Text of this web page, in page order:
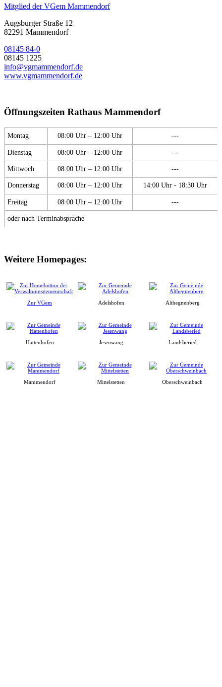
Mitglied der VGem Mammendorf
Augsburger Straße 12
82291 Mammendorf
08145 84-0
08145 1225
info@vgmammendorf.de
www.vgmammendorf.de
Öffnungszeiten Rathaus Mammendorf
Montag 08:00 Uhr – 12:00 Uhr ---
Dienstag 08:00 Uhr – 12:00 Uhr ---
Mittwoch 08:00 Uhr – 12:00 Uhr ---
Donnerstag 08:00 Uhr – 12:00 Uhr 14:00 Uhr - 18:30 Uhr
Freitag 08:00 Uhr – 12:00 Uhr ---
oder nach Terminabsprache
Weitere Homepages:
Zur VGem Adelshofen Althegnenberg
Hattenhofen Jesenwang Landsberied
Mammendorf Mittelstetten Oberschweinbach